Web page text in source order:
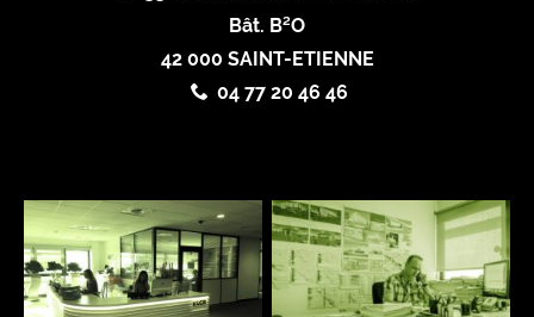
Bât. B²O
42 000 SAINT-ETIENNE
04 77 20 46 46